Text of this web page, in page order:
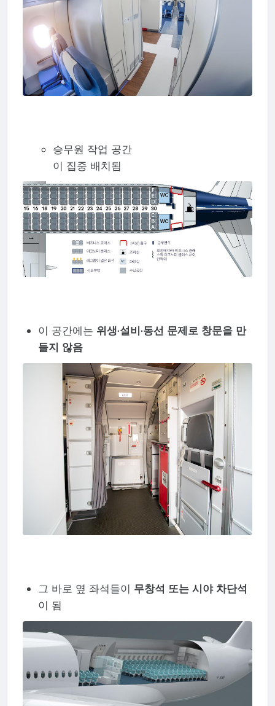
승무원 작업 공간
이 집중 배치됨
이 공간에는 위생·설비·동선 문제로 창문을 만
들지 않음
그 바로 옆 좌석들이 무창석 또는 시야 차단석
이 됨